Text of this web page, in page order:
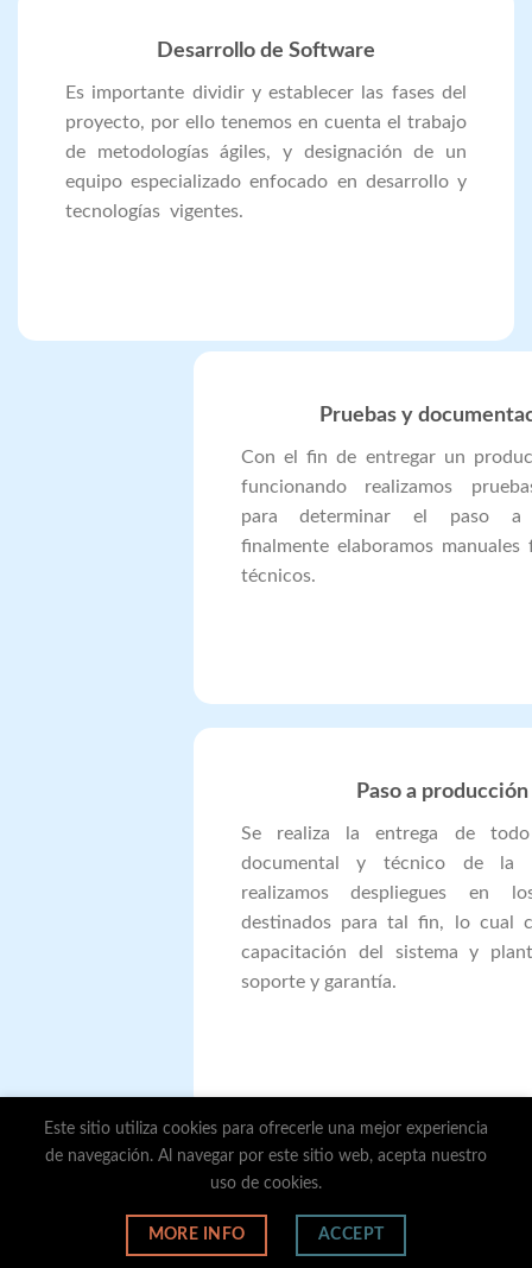
Desarrollo de Software
Es importante dividir y establecer las fases del
proyecto, por ello tenemos en cuenta el trabajo
de metodologías ágiles, y designación de un
equipo especializado enfocado en desarrollo y
tecnologías vigentes.
Pruebas y
Con el fin de entregar un
funcionando realizamos
para determinar el paso a
finalmente elaboramos manuales
técnicos.
Paso a producción
Se realiza la entrega de
documental y técnico de la
realizamos despliegues en
destinados para tal fin, lo cual
capacitación del sistema y
soporte y garantía.
Copyright 2026 © Bogsoftware SAS
Este sitio utiliza cookies para ofrecerle una mejor experiencia
de navegación. Al navegar por este sitio web, acepta nuestro
uso de cookies.
MORE INFO ACCEPT